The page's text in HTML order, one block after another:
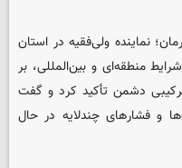
نماینده ولی‌فقیه در استان
منطقه‌ای و بین‌المللی، بر
دشمن تأکید کرد و گفت
و فشارهای چندلایه در حال